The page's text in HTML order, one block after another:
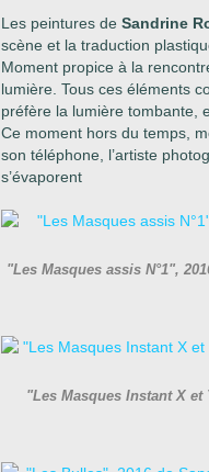
Les peintures de Sandrine
scène et la traduction
Moment propice à la
lumière. Tous ces éléments
préfère la lumière tombante,
Ce moment hors du temps,
son téléphone, l’artiste
s’évaporent
"Les Masques assis N°1",
"Les Masques Instant X et